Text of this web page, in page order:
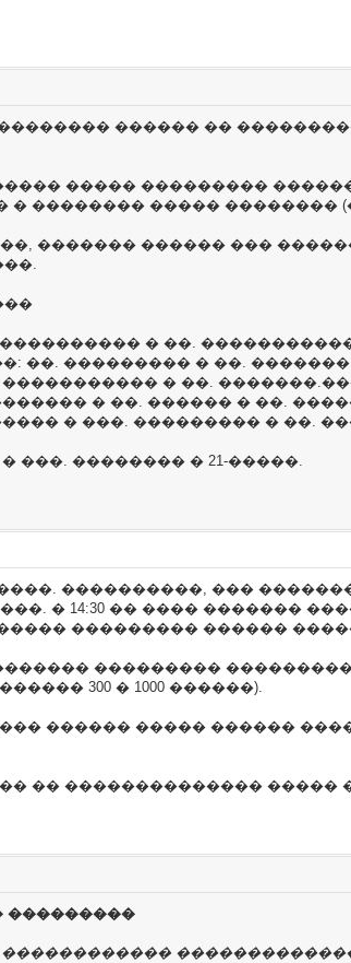
������ ��
����� ���������
�������� ����� ��������
������� ������ ���
� ��.
��. ��������� � ��.
� ��.
� ��. ������ � ��.
� ���. ��������� � ��.
���. �������� � 21-�����.
����������, ���
� 14:30 �� ���� �������
��������� ������
���������
300 � 1000 ������).
������ ����� ������
�� �������������� �����
���������